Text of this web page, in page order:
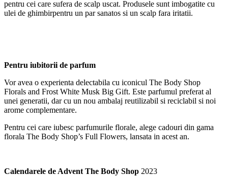
pentru cei care sufera de scalp uscat. Produsele sunt imbogatite cu
ulei de ghimbirpentru un par sanatos si un scalp fara iritatii.
Pentru iubitorii de parfum
Vor avea o experienta delectabila cu iconicul The Body Shop
Florals and Frost White Musk Big Gift. Este parfumul preferat al
unei generatii, dar cu un nou ambalaj reutilizabil si reciclabil si noi
arome complementare.
Pentru cei care iubesc parfumurile florale, alege cadouri din gama
florala The Body Shop’s Full Flowers, lansata in acest an.
Calendarele de Advent The Body Shop 2023